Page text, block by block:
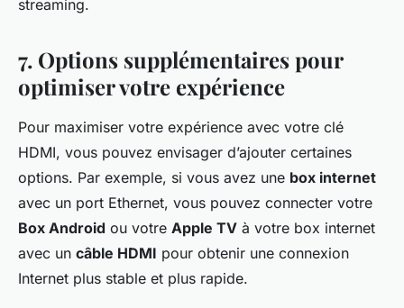
streaming.
7. Options supplémentaires pour
optimiser votre expérience
Pour maximiser votre expérience avec votre clé
HDMI, vous pouvez envisager d’ajouter certaines
options. Par exemple, si vous avez une box internet
avec un port Ethernet, vous pouvez connecter votre
Box Android ou votre Apple TV à votre box internet
avec un câble HDMI pour obtenir une connexion
Internet plus stable et plus rapide.